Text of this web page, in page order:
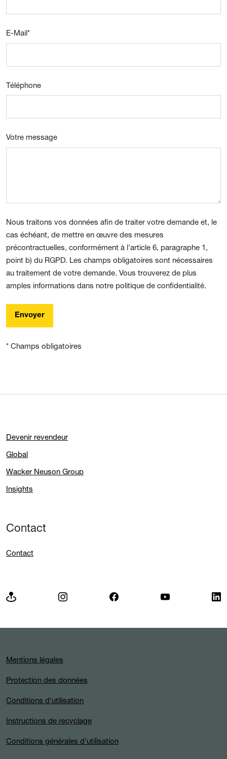
E-Mail*
Téléphone
Votre message
Nous traitons vos données afin de traiter votre demande et, le
cas échéant, de mettre en œuvre des mesures
précontractuelles, conformément à l'article 6, paragraphe 1,
point b) du RGPD. Les champs obligatoires sont nécessaires
au traitement de votre demande. Vous trouverez de plus
amples informations dans notre politique de confidentialité.
Envoyer
* Champs obligatoires
Devenir revendeur
Global
Wacker Neuson Group
Insights
Contact
Contact
Mentions légales
Protection des données
Conditions d'utilisation
Instructions de recyclage
Conditions générales d'utilisation